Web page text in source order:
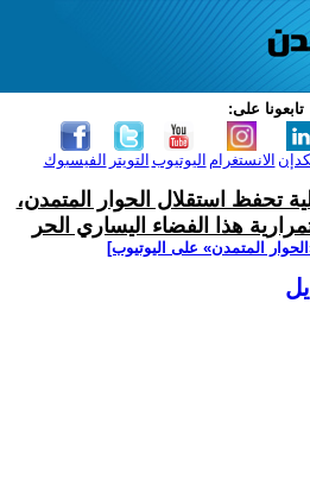
تابعونا على:
الفيسبوك التويتر اليوتيوب الانستغرام
تحفظ استقلال الحوار المتمدن،
هذا الفضاء اليساري الحر
المتمدن» على اليوتيوب]